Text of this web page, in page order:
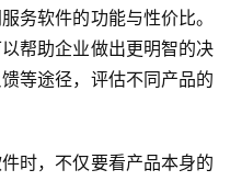
务软件的功能与性价比。
帮助企业做出更明智的决
等途径，评估不同产品的
时，不仅要看产品本身的